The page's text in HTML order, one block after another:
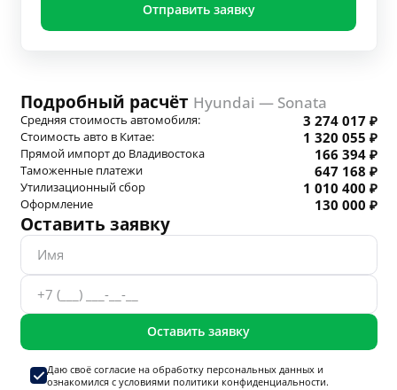
Отправить заявку
Подробный расчёт Hyundai — Sonata
Средняя стоимость автомобиля: 3 274 017 ₽
Стоимость авто в Китае: 1 320 055 ₽
Прямой импорт до Владивостока 166 394 ₽
Таможенные платежи 647 168 ₽
Утилизационный сбор 1 010 400 ₽
Оформление 130 000 ₽
Оставить заявку
Оставить заявку
Даю своё согласие на обработку персональных данныхи
ознакомился с условиями политики конфиденциальности.